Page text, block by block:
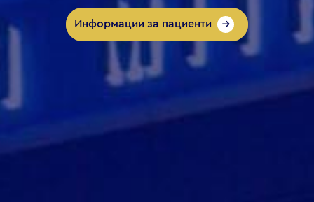
Информации за пациенти